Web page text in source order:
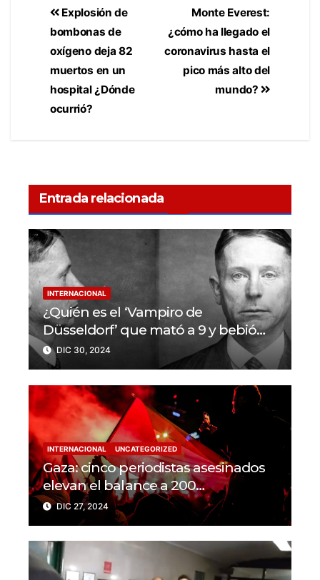
Monte Everest:
¿cómo ha llegado el
coronavirus hasta el
pico más alto del
mundo?
Explosión de
bombonas de
oxígeno deja 82
muertos en un
hospital ¿Dónde
ocurrió?
Entrada relacionada
INTERNACIONAL
¿Quién es el ‘Vampiro de
Düsseldorf’ que mató a 9 y bebió
sangre de sus víctimas?
DIC 30, 2024
INTERNACIONAL UNCATEGORIZED
Gaza: cinco periodistas asesinados
elevan el balance a 200
trabajadores de la prensa muertos
en 2024
DIC 27, 2024